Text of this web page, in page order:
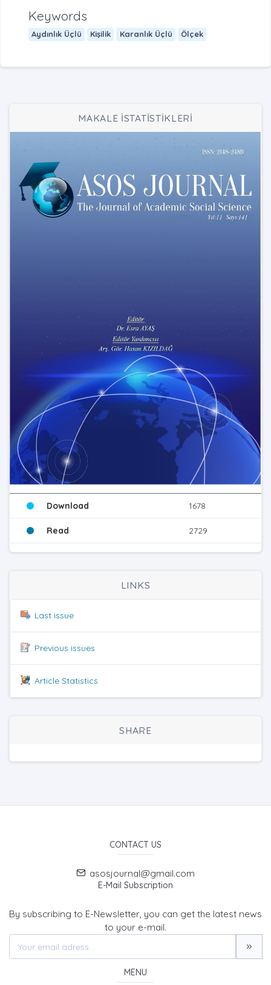
Keywords
Aydınlık Üçlü Kişilik Karanlık Üçlü Ölçek
MAKALE İSTATİSTİKLERİ
Download 1678
Read 2729
LINKS
Last issue
Previous issues
Article Statistics
SHARE
CONTACT US
asosjournal@gmail.com
E-Mail Subscription
By subscribing to E-Newsletter, you can get the latest news
to your e-mail.
MENU